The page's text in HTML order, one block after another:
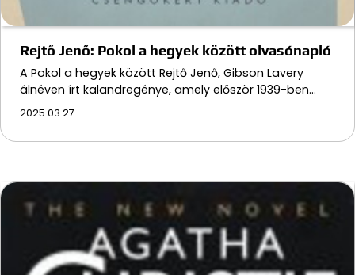
Rejtő Jenő: Pokol a hegyek között olvasónapló
A Pokol a hegyek között Rejtő Jenő, Gibson Lavery
álnéven írt kalandregénye, amely először 1939-ben…
2025.03.27.